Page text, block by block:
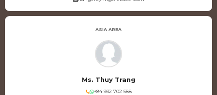
ASIA AREA
Ms. Thuy Trang
+84 932 702 588